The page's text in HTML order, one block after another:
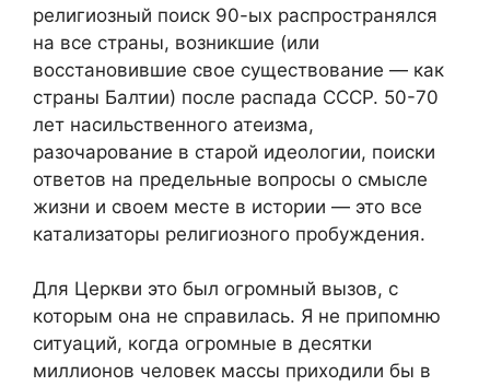
религиозный поиск 90-ых распространялся
на все страны, возникшие (или
восстановившие свое существование — как
страны Балтии) после распада СССР. 50-70
лет насильственного атеизма,
разочарование в старой идеологии, поиски
ответов на предельные вопросы о смысле
жизни и своем месте в истории — это все
катализаторы религиозного пробуждения.
Для Церкви это был огромный вызов, с
которым она не справилась. Я не припомню
ситуаций, когда огромные в десятки
миллионов человек массы приходили бы в